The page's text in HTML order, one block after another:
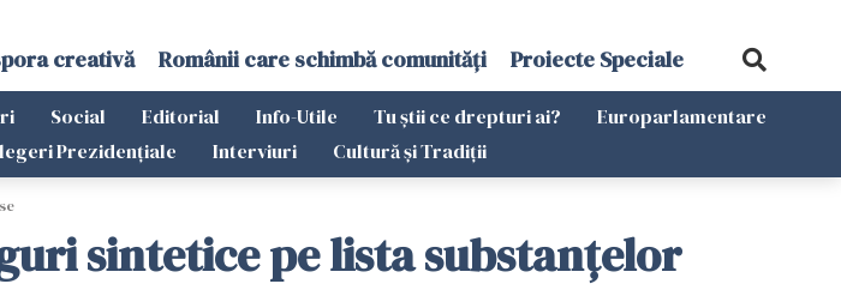
creativă Românii care schimbă comunități Proiecte Speciale
Social Editorial Info-Utile Tu știi ce drepturi ai?
Europarlamentare
Prezidențiale Interviuri Cultură și Tradiții
sintetice pe lista substanţelor